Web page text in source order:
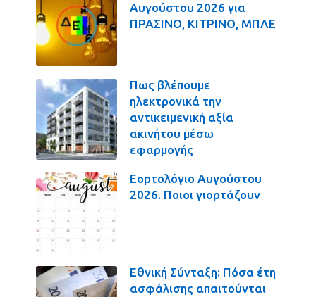
Αυγούστου 2026 για
ΠΡΑΣΙΝΟ, ΚΙΤΡΙΝΟ, ΜΠΛΕ
Πως βλέπουμε
ηλεκτρονικά την
αντικειμενική αξία
ακινήτου μέσω
εφαρμογής
Εορτολόγιο Αυγούστου
2026. Ποιοι γιορτάζουν
Εθνική Σύνταξη: Πόσα έτη
ασφάλισης απαιτούνται